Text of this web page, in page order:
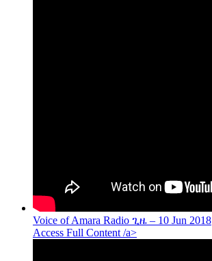
Voice of Amara Radio ጊዜ – 10 Jun 2018
Access Full Content /a>